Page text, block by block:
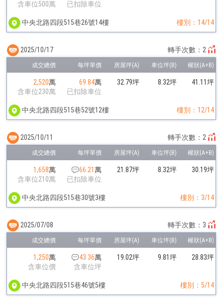
含車位500萬 已扣除車位
中央北路四段515巷26號14樓 樓別：14/14
2,520萬
含車位230萬
69.84萬
已扣除車位
32.79坪 8.32坪 41.11坪
中央北路四段515巷52號12樓 樓別：12/14
2025/10/17 轉手次數：2
1,658萬
含車位210萬
66.21萬
已扣除車位
21.87坪 8.32坪 30.19坪
中央北路四段515巷30號3樓 樓別：3/14
2025/10/11 轉手次數：2
1,250萬
含車位價
43.36萬
含車位坪
19.02坪 9.81坪 28.83坪
中央北路四段515巷46號5樓 樓別：5/14
2025/07/08 轉手次數：3